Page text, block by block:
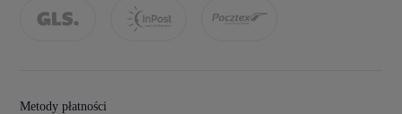
Metody płatności